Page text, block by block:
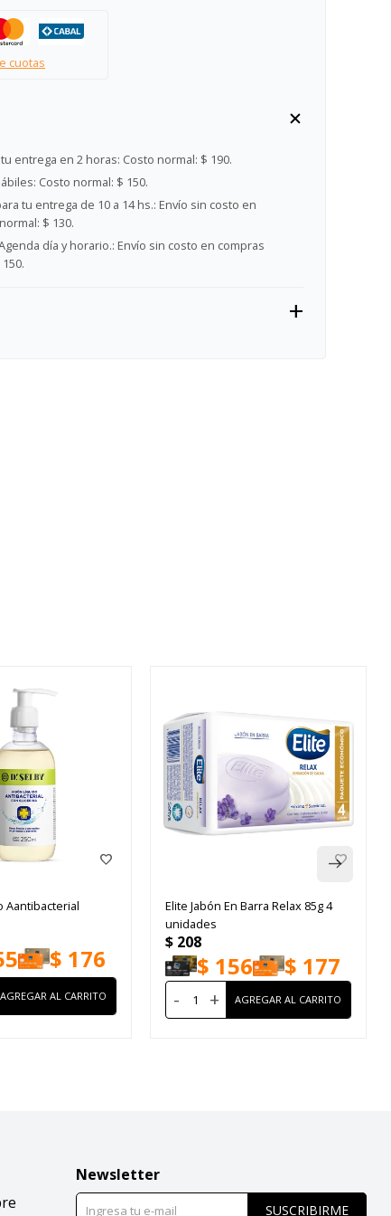
cuotas
entrega en 2 horas: Costo normal: $ 190.
Costo normal: $ 150.
tu entrega de 10 a 14 hs.: Envío sin costo en
$ 130.
día y horario.: Envío sin costo en compras
Aantibacterial
$ 176
Elite Jabón En Barra Relax 85g 4
unidades
$ 208
$ 156 $ 177
- +
Newsletter
SUSCRIBIRME